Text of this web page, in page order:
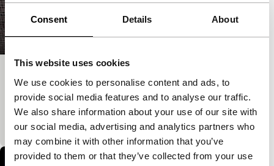
Consent Details About
This website uses cookies
We use cookies to personalise content and ads, to
provide social media features and to analyse our traffic.
We also share information about your use of our site with
our social media, advertising and analytics partners who
may combine it with other information that you’ve
provided to them or that they’ve collected from your use
En el cielo como en la tierra
Short: As Long As It Takes
Ingetogen verhaal over twee jongens die een intieme
band krijgen door een overeenkomstig verleden.